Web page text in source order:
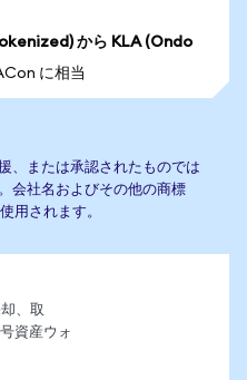
から KLA (Ondo
に相当
、または承認されたものでは
会社名およびその他の商標
用されます。
、取
資産ウォ